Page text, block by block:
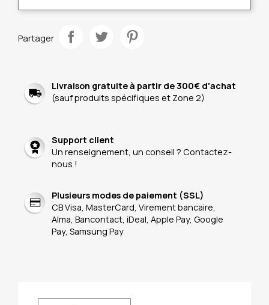
Partager
Livraison gratuite à partir de 300€ d'achat
(sauf produits spécifiques et Zone 2)
Support client
Un renseignement, un conseil ? Contactez-
nous !
Plusieurs modes de paiement (SSL)
CB Visa, MasterCard, Virement bancaire,
Alma, Bancontact, iDeal, Apple Pay, Google
Pay, Samsung Pay